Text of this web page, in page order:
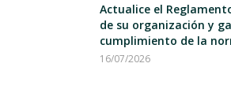
Actualice el
de su organización y
cumplimiento de la
16/07/2026